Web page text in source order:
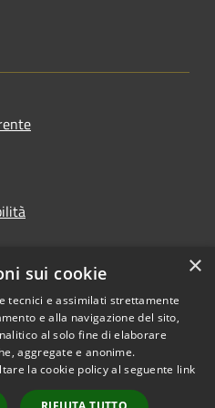
Copyright © 2026 • Comune di
×
sui cookie
tecnici e assimilati strettamente
e alla navigazione del sito,
al solo fine di elaborare
aggregate e anonime.
la cookie policy al seguente link